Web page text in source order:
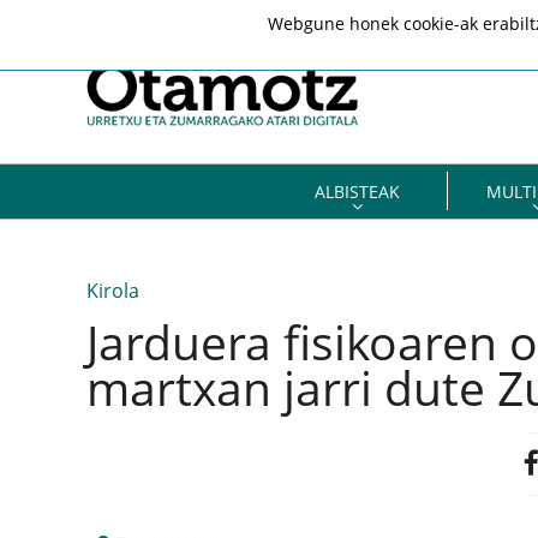
ALBISTEAK
Kirola
Jarduera fisikoaren
martxan jarri dute
Webgune honek cookie-ak